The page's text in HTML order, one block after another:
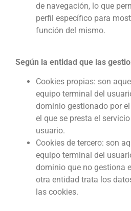
de navegación, lo que
perfil específico para
función del mismo.
Según la entidad que las
Cookies propias: son
equipo terminal del
dominio gestionado por
el que se presta el
usuario.
Cookies de tercero: son
equipo terminal del
dominio que no gestiona
otra entidad trata los
las cookies.